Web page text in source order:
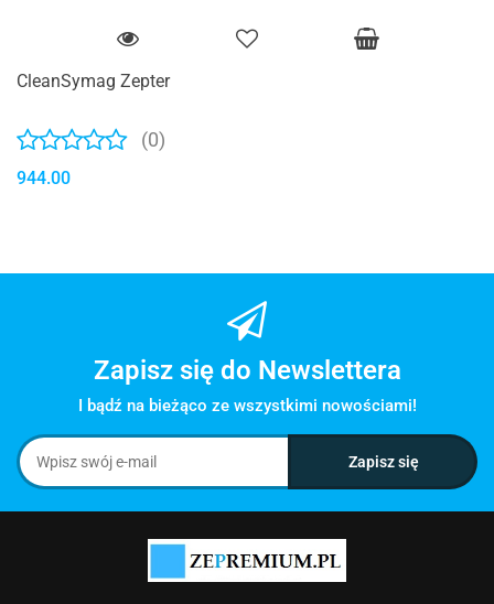
CleanSymag Zepter
(0)
944.00
Zapisz się do Newslettera
I bądź na bieżąco ze wszystkimi nowościami!